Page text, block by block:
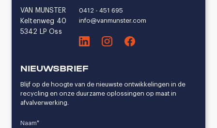
VAN MUNSTER
Keltenweg 40
5342 LP Oss
0412 - 451 695
info@vanmunster.com
NIEUWSBRIEF
Blijf op de hoogte van de nieuwste ontwikkelingen in de
recycling en onze duurzame oplossingen op maat in
afvalverwerking.
Name*